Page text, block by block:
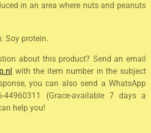
in an area where nuts and peanuts
Soy protein.
about this product? Send an email
with the item number in the subject
you can also send a WhatsApp
44960311 (Grace-available 7 days a
help you!